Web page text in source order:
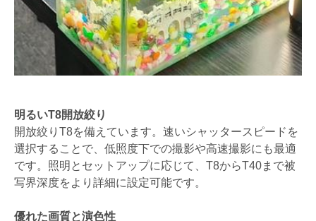
明るいT8開放絞り
開放絞りT8を備えています。速いシャッタースピードを
選択することで、低照度下での撮影や高速撮影にも最適
です。照明とセットアップに応じて、T8からT40まで被
写界深度をより詳細に設定可能です。
優れた画質と演色性